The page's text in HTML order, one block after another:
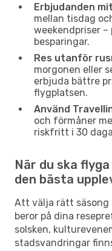
Erbjudanden
mellan tisdag
weekendpriser
besparingar.
Res utanför
morgonen eller
erbjuda bättre
flygplatsen.
Använd
och förmåner
riskfritt i 30
När du ska
den bästa
Att välja rätt säsong
beror på dina
solsken,
stadsvandringar